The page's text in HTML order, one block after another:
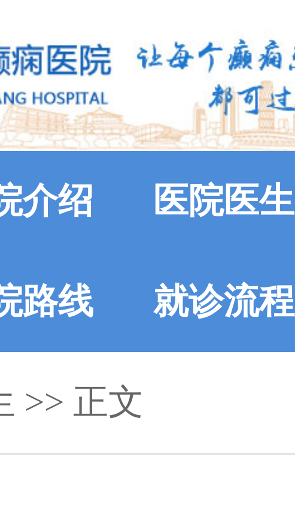
介绍 医院医生
路线 就诊流程
>> 正文